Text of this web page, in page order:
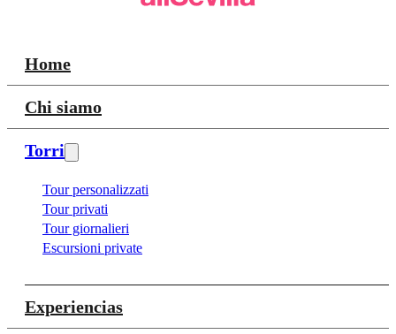
Home
Chi siamo
Torri
Tour personalizzati
Tour privati
Tour giornalieri
Escursioni private
Experiencias